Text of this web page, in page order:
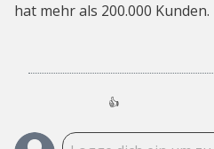
hat mehr als 200.000 Kunden.
👍